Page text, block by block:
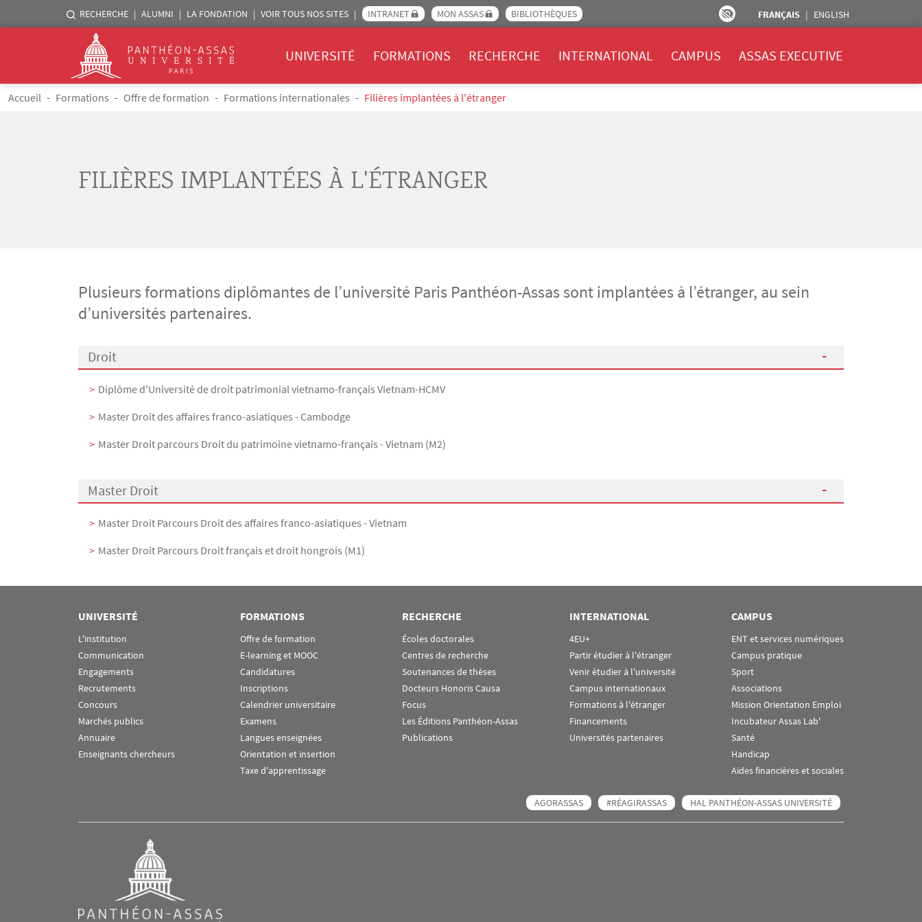
Aller au contenu principal
Menu liste sites Assas
RECHERCHE ALUMNI LA FONDATION VOIR TOUS NOS SITES INTRANET MON ASSAS BIBLIOTHÈQUES FRANÇAIS ENGLISH
Logo
UNIVERSITÉ FORMATIONS RECHERCHE INTERNATIONAL CAMPUS ASSAS EXECUTIVE
Fil d'Ariane
Accueil Formations Offre de formation Formations internationales Filières implantées à l'étranger
FILIÈRES IMPLANTÉES À L'ÉTRANGER
Plusieurs formations diplômantes de l’université Paris Panthéon-Assas sont implantées à l’étranger, au sein
d’universités partenaires.
Menu Assas
Rubrique Assas EN
Droit
Diplôme d'Université de droit patrimonial vietnamo-français Vietnam-HCMV
Master Droit des affaires franco-asiatiques - Cambodge
Master Droit parcours Droit du patrimoine vietnamo-français - Vietnam (M2)
Master Droit
Master Droit Parcours Droit des affaires franco-asiatiques - Vietnam
Master Droit Parcours Droit français et droit hongrois (M1)
UNIVERSITÉ
L'institution
Communication
Engagements
Recrutements
Concours
Marchés publics
Annuaire
Enseignants chercheurs
FORMATIONS
Offre de formation
E-learning et MOOC
Candidatures
Inscriptions
Calendrier universitaire
Examens
Langues enseignées
Orientation et insertion
Taxe d'apprentissage
RECHERCHE
Écoles doctorales
Centres de recherche
Soutenances de thèses
Docteurs Honoris Causa
Focus
Les Éditions Panthéon-Assas
Publications
INTERNATIONAL
4EU+
Partir étudier à l'étranger
Venir étudier à l'université
Campus internationaux
Formations à l'étranger
Financements
Universités partenaires
CAMPUS
ENT et services numériques
Campus pratique
Sport
Associations
Mission Orientation Emploi
Incubateur Assas Lab'
Santé
Handicap
Aides financières et sociales
AGORASSAS #RÉAGIRASSAS HAL PANTHÉON-ASSAS UNIVERSITÉ